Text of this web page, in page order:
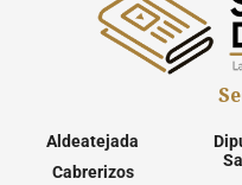
Aldeatejada
Cabrerizos